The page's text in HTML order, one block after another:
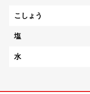
こしょう
塩
水